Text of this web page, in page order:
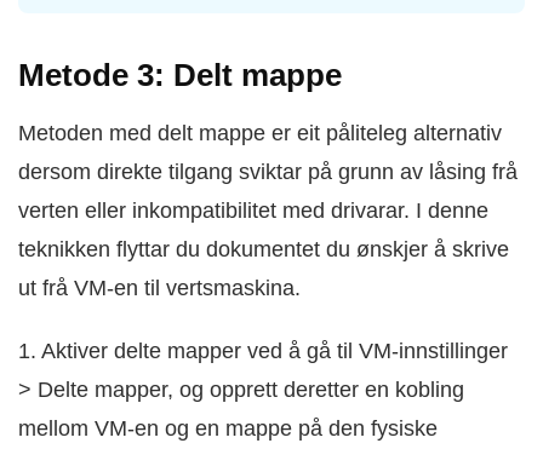
Metode 3: Delt mappe
Metoden med delt mappe er eit påliteleg alternativ
dersom direkte tilgang sviktar på grunn av låsing frå
verten eller inkompatibilitet med drivarar. I denne
teknikken flyttar du dokumentet du ønskjer å skrive
ut frå VM-en til vertsmaskina.
1. Aktiver delte mapper ved å gå til VM-innstillinger
> Delte mapper, og opprett deretter en kobling
mellom VM-en og en mappe på den fysiske